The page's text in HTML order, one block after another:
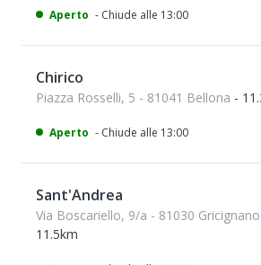
Aperto - Chiude alle 13:00
Chirico
Piazza Rosselli, 5 - 81041 Bellona -
Aperto - Chiude alle 13:00
Sant'Andrea
Via Boscariello, 9/a - 81030
11.5km